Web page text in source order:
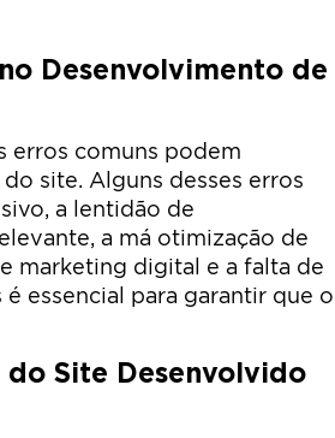
Desenvolvimento de
erros comuns podem
site. Alguns desses erros
a lentidão de
a má otimização de
marketing digital e a falta de
essencial para garantir que o
do Site Desenvolvido